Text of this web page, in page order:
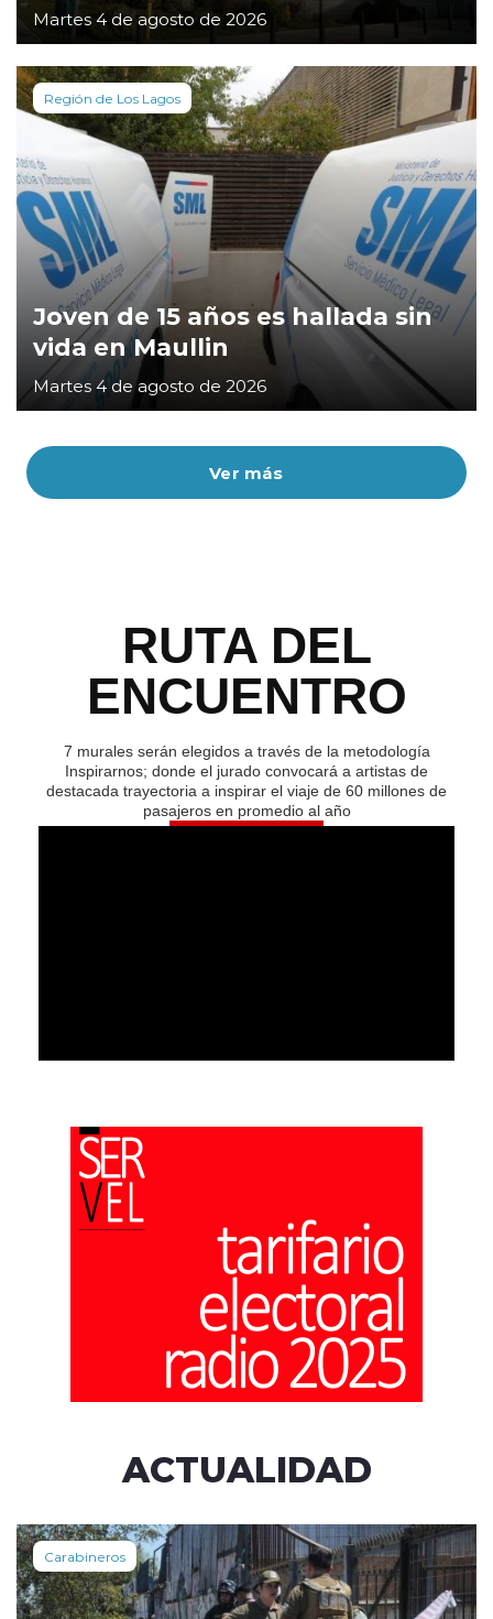
Ver más
Martes 4 de agosto de 2026
Región de Los Lagos
Joven de 15 años es hallada sin
vida en Maullin
Martes 4 de agosto de 2026
RUTA DEL
ENCUENTRO
7 murales serán elegidos a través de la metodología
Inspirarnos; donde el jurado convocará a artistas de
destacada trayectoria a inspirar el viaje de 60 millones de
pasajeros en promedio al año
ACTUALIDAD
Carabineros